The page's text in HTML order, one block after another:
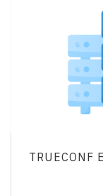
TRUECONF